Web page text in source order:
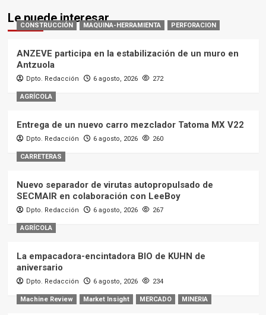
Le puede interesar
CONSTRUCCIÓN MAQUINA-HERRAMIENTA PERFORACION
ANZEVE participa en la estabilización de un muro en
Antzuola
Dpto. Redacción 6 agosto, 2026 272
AGRÍCOLA
Entrega de un nuevo carro mezclador Tatoma MX V22
Dpto. Redacción 6 agosto, 2026 260
CARRETERAS
Nuevo separador de virutas autopropulsado de
SECMAIR en colaboración con LeeBoy
Dpto. Redacción 6 agosto, 2026 267
AGRÍCOLA
La empacadora-encintadora BIO de KUHN de
aniversario
Dpto. Redacción 6 agosto, 2026 234
Machine Review Market Insight MERCADO MINERIA